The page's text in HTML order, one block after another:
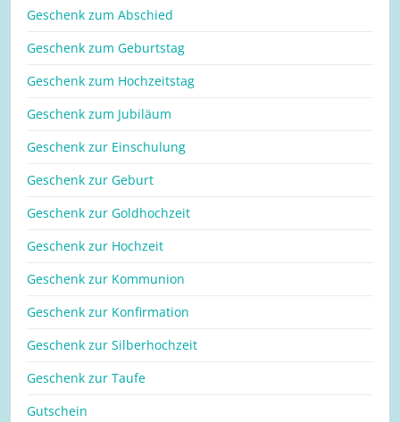
Geschenk zum Abschied
Geschenk zum Geburtstag
Geschenk zum Hochzeitstag
Geschenk zum Jubiläum
Geschenk zur Einschulung
Geschenk zur Geburt
Geschenk zur Goldhochzeit
Geschenk zur Hochzeit
Geschenk zur Kommunion
Geschenk zur Konfirmation
Geschenk zur Silberhochzeit
Geschenk zur Taufe
Gutschein